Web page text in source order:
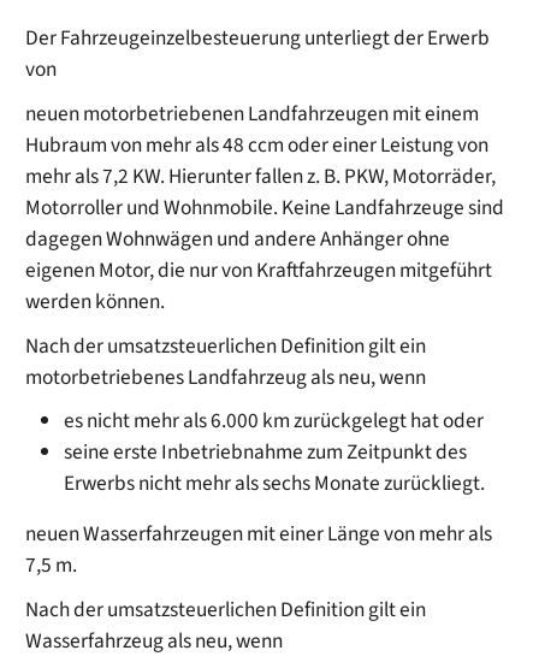
Der Fahrzeugeinzelbesteuerung unterliegt der Erwerb
von
neuen motorbetriebenen Landfahrzeugen mit einem
Hubraum von mehr als 48 ccm oder einer Leistung von
mehr als 7,2 KW. Hierunter fallen z. B. PKW, Motorräder,
Motorroller und Wohnmobile. Keine Landfahrzeuge sind
dagegen Wohnwägen und andere Anhänger ohne
eigenen Motor, die nur von Kraftfahrzeugen mitgeführt
werden können.
Nach der umsatzsteuerlichen Definition gilt ein
motorbetriebenes Landfahrzeug als neu, wenn
es nicht mehr als 6.000 km zurückgelegt hat oder
seine erste Inbetriebnahme zum Zeitpunkt des
Erwerbs nicht mehr als sechs Monate zurückliegt.
neuen Wasserfahrzeugen mit einer Länge von mehr als
7,5 m.
Nach der umsatzsteuerlichen Definition gilt ein
Wasserfahrzeug als neu, wenn